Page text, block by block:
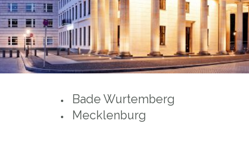
Bade Wurtemberg
Mecklenburg